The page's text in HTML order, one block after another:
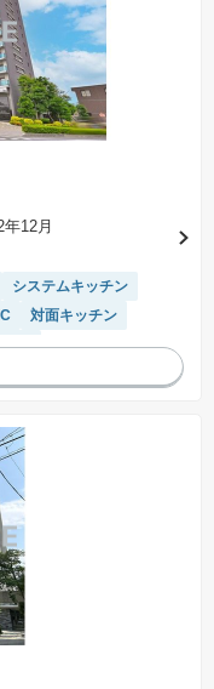
12月
システムキッチン
対面キッチン
ス